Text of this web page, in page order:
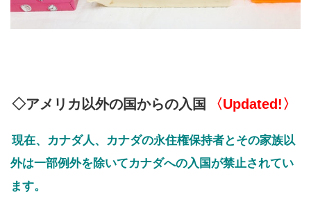
◇アメリカ以外の国からの入国 〈Updated!〉
現在、カナダ人、カナダの永住権保持者とその家族以
外は一部例外を除いてカナダへの入国が禁止されてい
ます。